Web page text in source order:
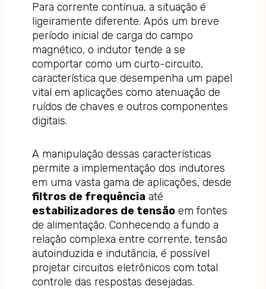
Para corrente contínua, a situação é
ligeiramente diferente. Após um breve
período inicial de carga do campo
magnético, o indutor tende a se
comportar como um curto-circuito,
característica que desempenha um papel
vital em aplicações como atenuação de
ruídos de chaves e outros componentes
digitais.
A manipulação dessas características
permite a implementação dos indutores
em uma vasta gama de aplicações, desde
filtros de frequênciaaté
estabilizadores de tensãoem fontes
de alimentação. Conhecendo a fundo a
relação complexa entre corrente, tensão
autoinduzida e indutância, é possível
projetar circuitos eletrônicos com total
controle das respostas desejadas.